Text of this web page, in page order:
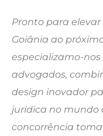
Pronto para
Goiânia ao
especializamo-
advogados,
design inovador
jurídica no mundo
concorrência